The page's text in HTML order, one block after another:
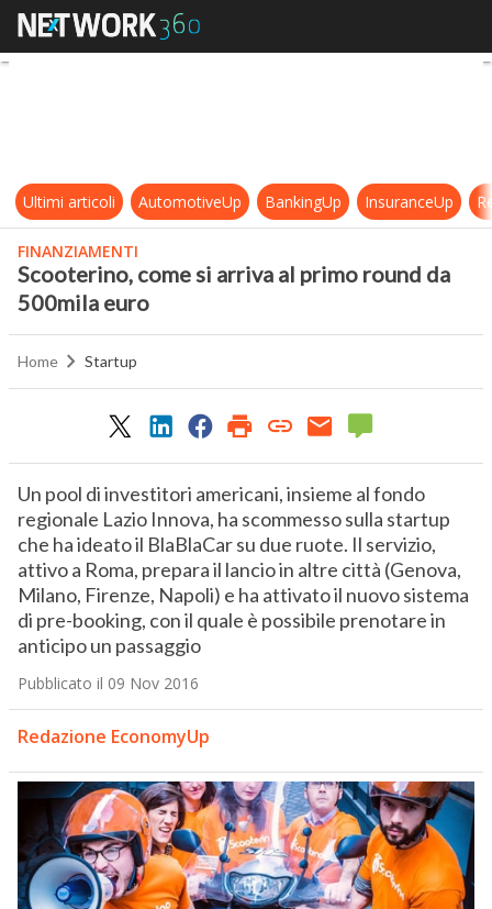
Scooterino, come si arriva al
Ultimi articoli AutomotiveUp BankingUp InsuranceUp
FINANZIAMENTI
Scooterino, come si arriva al primo round da
500mila euro
Home Startup
Un pool di investitori americani, insieme al fondo
regionale Lazio Innova, ha scommesso sulla startup
che ha ideato il BlaBlaCar su due ruote. Il servizio,
attivo a Roma, prepara il lancio in altre città (Genova,
Milano, Firenze, Napoli) e ha attivato il nuovo sistema
di pre-booking, con il quale è possibile prenotare in
anticipo un passaggio
Pubblicato il 09 Nov 2016
Redazione EconomyUp